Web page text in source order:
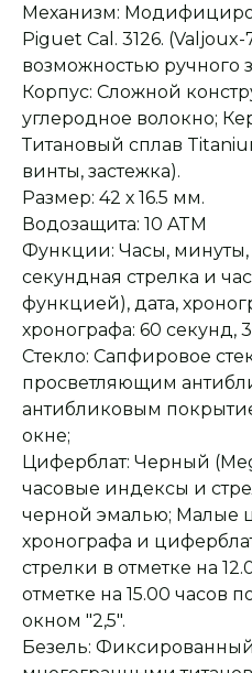
Механизм:
Piguet Cal. 3126.
возможностью ручного
Корпус: Сложной
углеродное волокно;
Титановый сплав
винты, застежка).
Размер: 42 х 16.5 мм.
Водозащита: 10 ATM
Функции: Часы, минуты,
секундная стрелка и
функцией), дата,
хронографа: 60 секунд,
Стекло: Сапфировое
просветляющим
антибликовым
окне;
Циферблат: Черный
часовые индексы и
черной эмалью; Малые
хронографа и
стрелки в отметке на
отметке на 15.00 часов
окном "2,5".
Безель:
Оплата при получении
Заказ опласивается Ответим